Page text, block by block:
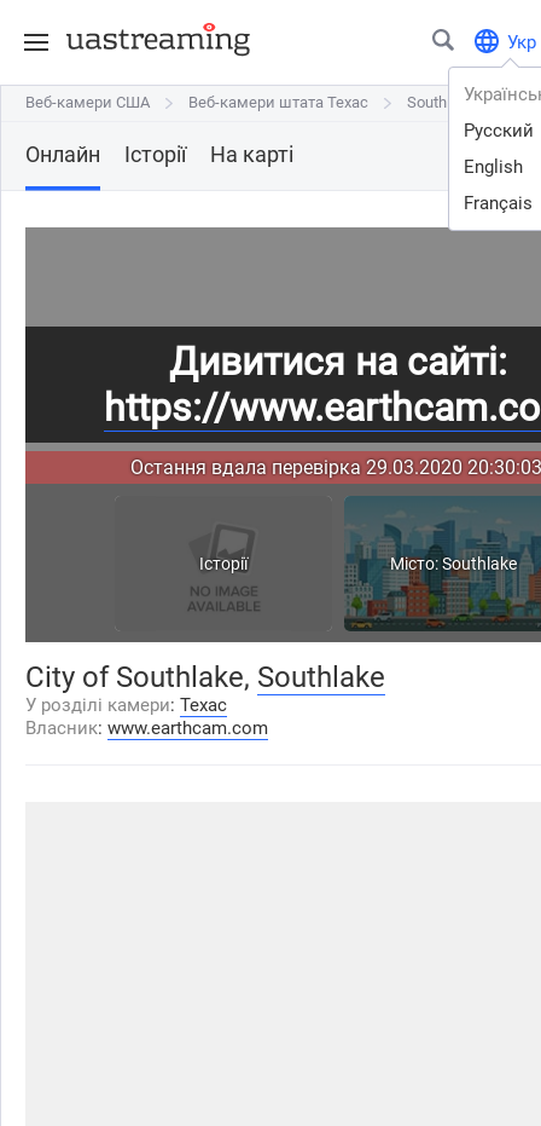
Укр
Русский
English
Français
Веб-камери США Веб-камери штата Техас Southlake
Веб-камери США Веб-камери штата Техас Southlake
Онлайн Історії На карті
Дивитися на сайті:
https://
Остання вдала перевірка 29.03.2020
Історії Місто: Southlake
City of Southlake, Southlake
У розділі камери: Техас
Власник: www.earthcam.com